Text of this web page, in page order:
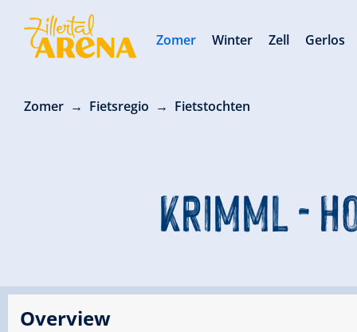
Zomer Fietsregio Fietstochten
KRIMML -
Overview
Zomer Winter Zell Gerlos